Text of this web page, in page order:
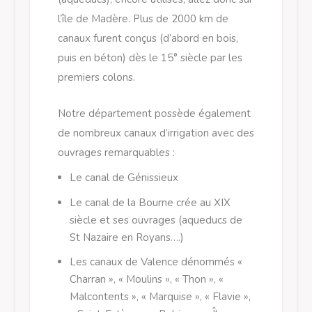
l’île de Madère. Plus de 2000 km de
canaux furent conçus (d’abord en bois,
puis en béton) dès le 15° siècle par les
premiers colons.
Notre département possède également
de nombreux canaux d’irrigation avec des
ouvrages remarquables :
Le canal de Génissieux
Le canal de la Bourne crée au XIX
siècle et ses ouvrages (aqueducs de
St Nazaire en Royans….)
Les canaux de Valence dénommés «
Charran », « Moulins », « Thon », «
Malcontents », « Marquise », « Flavie »,